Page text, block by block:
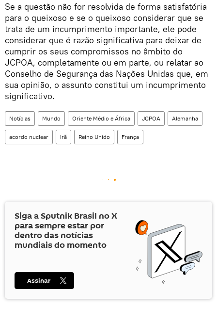
Se a questão não for resolvida de forma satisfatória
para o queixoso e se o queixoso considerar que se
trata de um incumprimento importante, ele pode
considerar que é razão significativa para deixar de
cumprir os seus compromissos no âmbito do
JCPOA, completamente ou em parte, ou relatar ao
Conselho de Segurança das Nações Unidas que, em
sua opinião, o assunto constitui um incumprimento
significativo.
Notícias Mundo Oriente Médio e África JCPOA Alemanha
acordo nuclear Irã Reino Unido França
Siga a Sputnik Brasil noX
para sempre estar por
dentro das notícias
mundiais do momento
Assinar